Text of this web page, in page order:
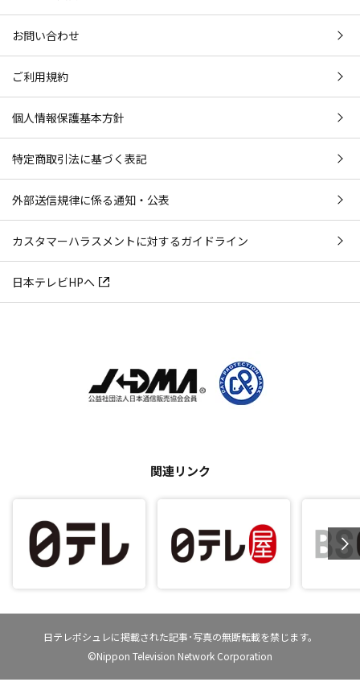
お問い合わせ
ご利用規約
個人情報保護基本方針
特定商取引法に基づく表記
外部送信規律に係る通知・公表
カスタマーハラスメントに対するガイドライン
日本テレビHPへ
関連リンク
日テレポシュレに掲載された記事･写真の無断転載を禁じます。
©Nippon Television Network Corporation